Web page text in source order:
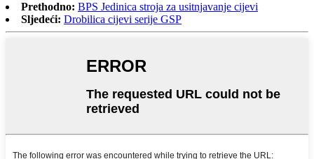
Prethodno: BPS Jedinica stroja za usitnjavanje cijevi
Sljedeći: Drobilica cijevi serije GSP